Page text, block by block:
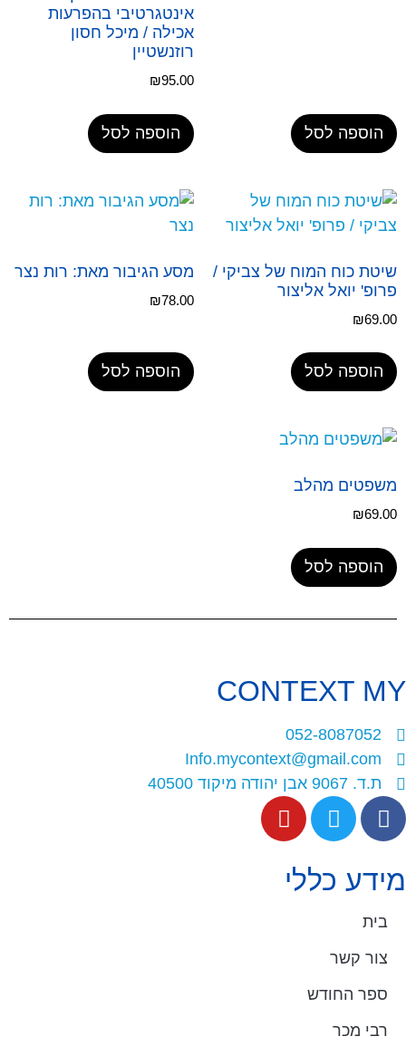
הוספה לסל
אינטגרטיבי בהפרעות
אכילה / מיכל חסון
רוזנשטיין
₪95.00
הוספה לסל
שיטת כוח המוח של צביקי /
פרופ' יואל אליצור
₪69.00
הוספה לסל
מסע הגיבור מאת: רות נצר
₪78.00
הוספה לסל
משפטים מהלב
₪69.00
הוספה לסל
CONTEXT MY
052-8087052
Info.mycontext@gmail.com
ת.ד. 9067 אבן יהודה מיקוד 40500
מידע כללי
בית
צור קשר
ספר החודש
רבי מכר